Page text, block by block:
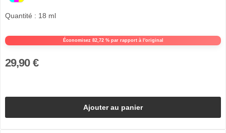
Économisez 82,72 % par rapport à l'original
Quantité : 18 ml
29,90 €
Ajouter au panier